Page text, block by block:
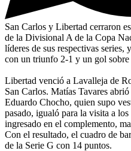
San Carlos y Libertad cerraron
de la Divisional A de la Copa
líderes de sus respectivas
con un triunfo 2-1 y un gol sobre
Libertad venció a Lavalleja de
San Carlos. Matías Tavares
Eduardo Chocho, quien supo
pasado, igualó para la visita a
ingresado en el complemento,
Con el resultado, el cuadro de
de la Serie G con 14 puntos.